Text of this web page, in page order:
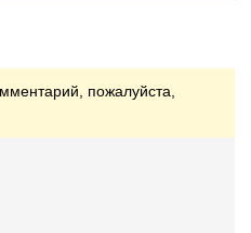
пожалуйста,